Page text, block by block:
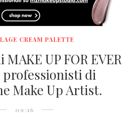
CREAM PALETTE
UP FOR EVER
professionisti di
Make Up Artist.
09:16